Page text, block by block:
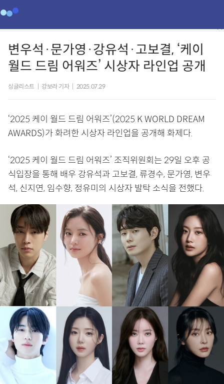
변우석·문가영·강유석·고보결, ‘케이
월드 드림 어워즈’ 시상자 라인업 공개
싱글리스트 강보라 기자 2025.07.29
‘2025 케이 월드 드림 어워즈’(2025 K WORLD DREAM
AWARDS)가 화려한 시상자 라인업을 공개해 화제다.
‘2025 케이 월드 드림 어워즈’ 조직위원회는 29일 오후 공
식입장을 통해 배우 강유석과 고보결, 류경수, 문가영, 변우
석, 신지연, 임수향, 정유미의 시상자 발탁 소식을 전했다.